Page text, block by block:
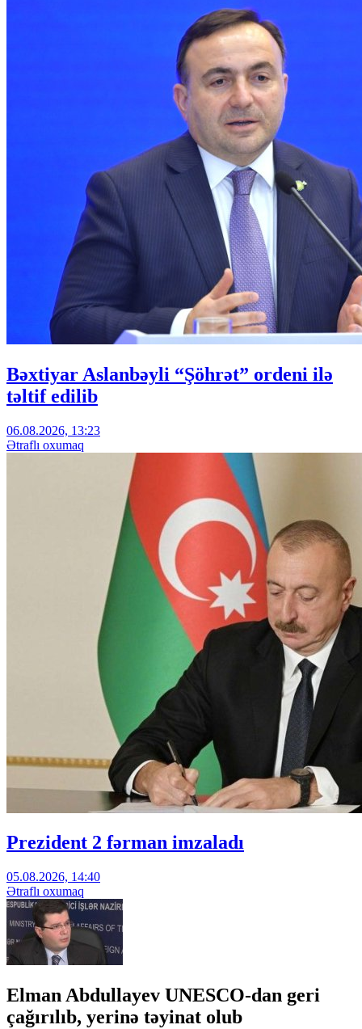
Bəxtiyar Aslanbəyli “Şöhrət” ordeni ilə
təltif edilib
06.08.2026, 13:23
Ətraflı oxumaq
Prezident 2 fərman imzaladı
05.08.2026, 14:40
Ətraflı oxumaq
Elman Abdullayev UNESCO-dan geri
çağırılıb, yerinə təyinat olub